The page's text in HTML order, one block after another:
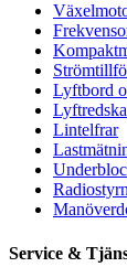
Lyftbord
Lintelfrar
Service &